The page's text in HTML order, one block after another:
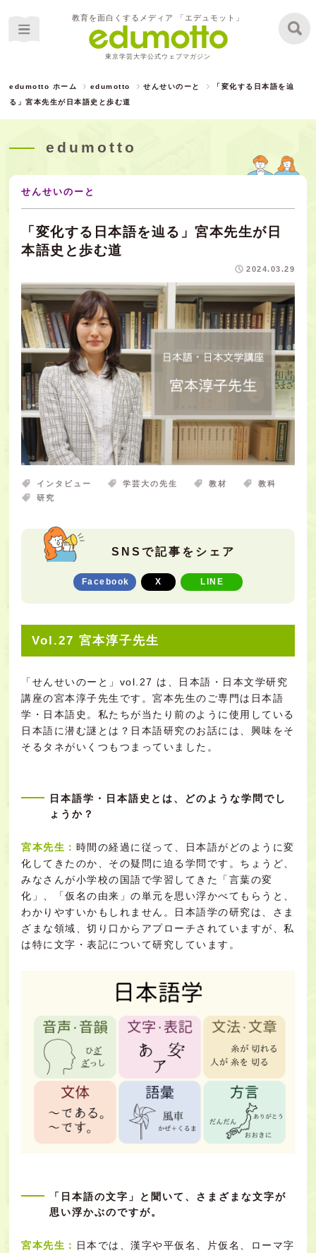
教育を面白くするメディア 「エデュモット」
東京学芸大学公式ウェブマガジン
edumotto ホーム edumotto せんせいのーと
「変化する日本語を辿
る」宮本先生が日本語史と歩む道
edumotto
せんせいのーと
「変化する日本語を辿る」宮本先生が日
本語史と歩む道
2024.03.29
インタビュー 学芸大の先生 教材
教科
研究
SNSで記事をシェア
Facebook X LINE
Vol.27 宮本淳子先生
「せんせいのーと」vol.27 は、日本語・日本文学研究
講座の宮本淳子先生です。宮本先生のご専門は日本語
学・日本語史。私たちが当たり前のように使用している
日本語に潜む謎とは？日本語研究のお話には、興味をそ
そるタネがいくつもつまっていました。
日本語学・日本語史とは、どのような学問でし
ょうか？
宮本先生： 時間の経過に従って、日本語がどのように変
化してきたのか、その疑問に迫る学問です。ちょうど、
みなさんが小学校の国語で学習してきた「言葉の変
化」、「仮名の由来」の単元を思い浮かべてもらうと、
わかりやすいかもしれません。日本語学の研究は、さま
ざまな領域、切り口からアプローチされていますが、私
は特に文字・表記について研究しています。
「日本語の文字」と聞いて、さまざまな文字が
思い浮かぶのですが。
宮本先生： 日本では、漢字や平仮名、片仮名、ローマ字